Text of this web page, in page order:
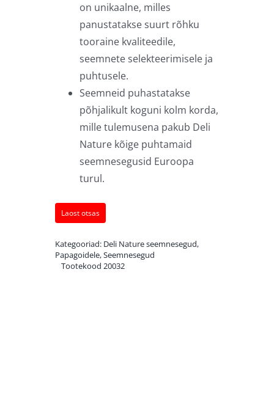
on unikaalne, milles
panustatakse suurt rõhku
tooraine kvaliteedile,
seemnete selekteerimisele ja
puhtusele.
Seemneid puhastatakse
põhjalikult koguni kolm korda,
mille tulemusena pakub Deli
Nature kõige puhtamaid
seemnesegusid Euroopa
turul.
Laost otsas
Kategooriad: Deli Nature seemnesegud,
Papagoidele,Seemnesegud
Tootekood 20032